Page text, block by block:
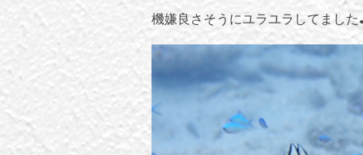
機嫌良さそうにユラユラしてまし